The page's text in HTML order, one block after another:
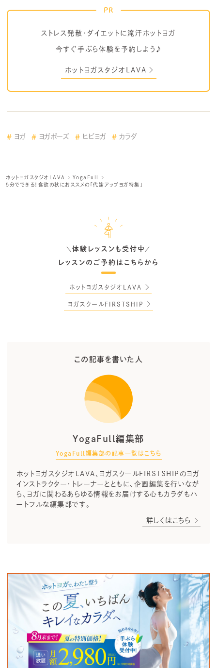
PR
ストレス発散・ダイエットに滝汗ホットヨガ
今すぐ手ぶら体験を予約しよう♪
ホットヨガスタジオLAVA
ヨガ ヨガポーズ ヒビヨガ カラダ
ホットヨガスタジオLAVA
YogaFull
5分でできる！食欲の秋におススメの「代謝アップヨガ特集」
＼ 体験レッスンも受付中 ／
レッスンのご予約はこちらから
ホットヨガスタジオLAVA
ヨガスクールFIRSTSHIP
この記事を書いた人
YogaFull編集部
YogaFull編集部の記事一覧はこちら
ホットヨガスタジオLAVA、ヨガスクールFIRSTSHIPのヨガ
インストラクター・トレーナーとともに、企画編集を行いなが
ら、ヨガに関わるあらゆる情報をお届けする心もカラダもハ
ートフルな編集部です。
詳しくはこちら